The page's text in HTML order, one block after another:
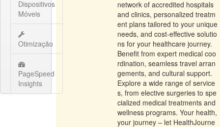
Dispositivos
Móveis
Otimização
PageSpeed
Insights
network of accredited hospitals
and clinics, personalized treatm
ent plans tailored to your unique
needs, and cost-effective solutio
ns for your healthcare journey.
Benefit from expert medical coo
rdination, seamless travel arran
gements, and cultural support.
Explore a wide range of service
s, from elective surgeries to spe
cialized medical treatments and
wellness programs. Your health,
your journey – let HealthJourne